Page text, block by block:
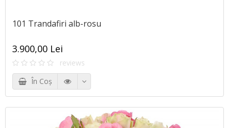
101 Trandafiri alb-rosu
3.900,00 Lei
reviews
În Coş